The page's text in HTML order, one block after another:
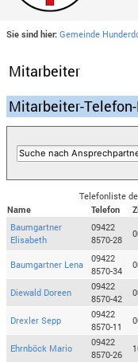
Sie sind hier: Gemeinde
Mitarbeiter
Mitarbeiter-
Telefonliste
Name
Telefon
Baumgartner
Elisabeth
09422
8570-28
Baumgartner Lena
09422
8570-34
Diewald Doreen
09422
8570-42
Drexler Sepp
09422
8570-11
Ehrnböck Mario
09422
8570-26